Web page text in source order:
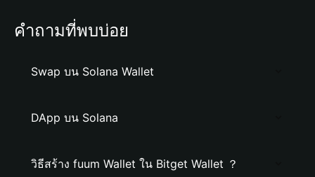
คำถามที่พบบ่อย
Swap บน Solana Wallet
DApp บน Solana
วิธีสร้าง fuum Wallet ใน Bitget Wallet ？